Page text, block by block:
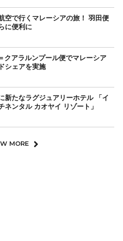
空で行くマレーシアの旅！ 羽田便
に便利に
クアラルンプール便でマレーシア
シェアを実施
新たなラグジュアリーホテル 「イ
ネンタル カオヤイ リゾート」
MORE